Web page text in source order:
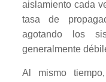
aislamiento cada
tasa de
agotando los
generalmente
Al mismo